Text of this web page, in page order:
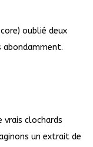
oublié deux
abondamment.
vrais clochards
un extrait de